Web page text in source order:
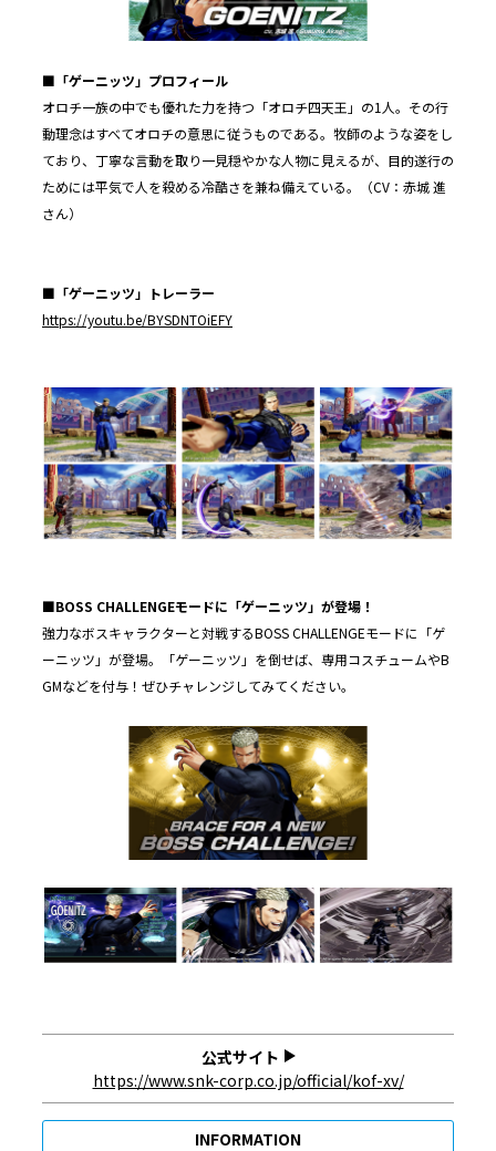
■「ゲーニッツ」プロフィール
オロチ一族の中でも優れた力を持つ「オロチ四天王」の1人。その行
動理念はすべてオロチの意思に従うものである。牧師のような姿をし
ており、丁寧な言動を取り一見穏やかな人物に見えるが、目的遂行の
ためには平気で人を殺める冷酷さを兼ね備えている。（CV：赤城 進
さん）
■「ゲーニッツ」トレーラー
https://youtu.be/BYSDNTOiEFY
■BOSS CHALLENGEモードに「ゲーニッツ」が登場！
強力なボスキャラクターと対戦するBOSS CHALLENGEモードに「ゲ
ーニッツ」が登場。「ゲーニッツ」を倒せば、専用コスチュームやB
GMなどを付与！ぜひチャレンジしてみてください。
公式サイト
https://www.snk-corp.co.jp/official/kof-xv/
INFORMATION